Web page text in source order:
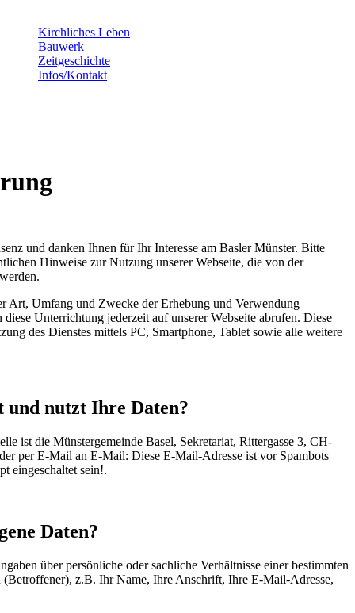
Kirchliches Leben
Bauwerk
Zeitgeschichte
Infos/Kontakt
und danken Ihnen für Ihr Interesse am Basler Münster. Bitte
Hinweise zur Nutzung unserer Webseite, die von der
Art, Umfang und Zwecke der Erhebung und Verwendung
Unterrichtung jederzeit auf unserer Webseite abrufen. Diese
des Dienstes mittels PC, Smartphone, Tablet sowie alle weitere
nutzt Ihre Daten?
ist die Münstergemeinde Basel, Sekretariat, Rittergasse 3, CH-
per E-Mail an E-Mail: Diese E-Mail-Adresse ist vor Spambots
eingeschaltet sein!.
Daten?
über persönliche oder sachliche Verhältnisse einer bestimmten
(Betroffener), z.B. Ihr Name, Ihre Anschrift, Ihre E-Mail-Adresse,